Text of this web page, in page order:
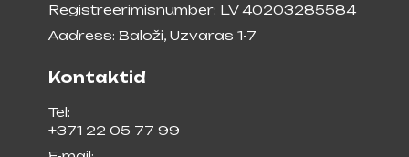
Registreerimisnumber: LV 40203285584
Aadress: Baloži, Uzvaras 1-7
Kontaktid
Tel:
+371 22 05 77 99